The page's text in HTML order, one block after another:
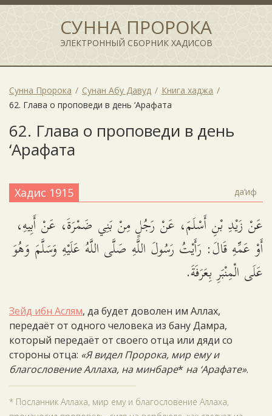
СУННА ПРОРОКА
ЭЛЕКТРОННЫЙ СБОРНИК ХАДИСОВ
Сунна Пророка Сунан Абу Давуд
Книга хаджа
62. Глава о проповеди в день ‘Арафата
62. Глава о проповеди в день
‘Арафата
Хадис 1915 да‘иф
عَنْ زَيْدِ بْنِ أَسْلَمَ، عَنْ رَجُلٍ مِنْ بَنِي ضَمْرَةَ، عَنْ أَبِيهِ،
أَوْ عَمِّهِ قَالَ: رَأَيْتُ رَسُولَ اللَّهِ صَلَّى اللَّهُ عَلَيْهِ وَسَلَّمَ وَهُوَ
عَلَى الْمِنْبَرِ بِعَرَفَةَ.
Зейд ибн Аслям, да будет доволен им Аллах,
передаёт от одного человека из бану Дамра,
который передаёт от своего отца или дяди со
стороны отца: «Я видел Пророка, мир ему и
благословение Аллаха, на минбаре* на ‘Арафате».
* Посланник Аллаха, мир ему и благословение Аллаха,